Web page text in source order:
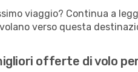
viaggio? Continua a
verso questa
offerte di volo